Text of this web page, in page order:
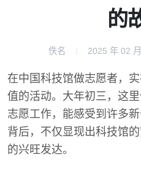
的
佚名 2025 年 02
在中国科技馆做志愿者，
值的活动。大年初三，这
志愿工作，能感受到许多
背后，不仅显现出科技馆
的兴旺发达。